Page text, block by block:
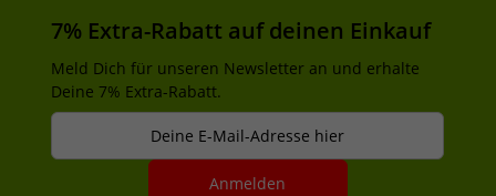
7% Extra-Rabatt auf deinen Einkauf
Meld Dich für unseren Newsletter an und erhalte
Deine 7% Extra-Rabatt.
Deine E-Mail-Adresse hier
Anmelden